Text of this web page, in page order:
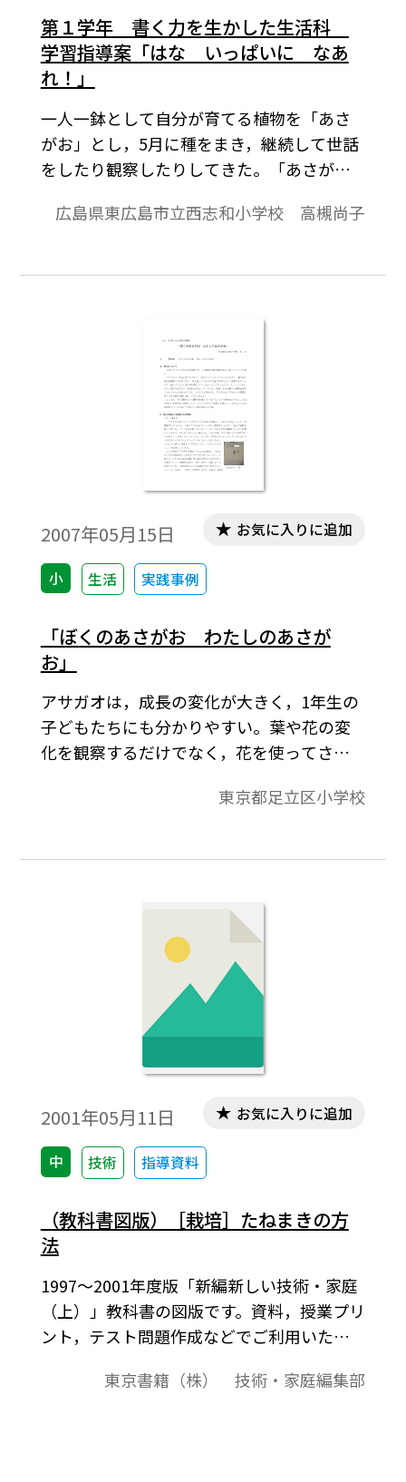
第１学年 書く力を生かした生活科
学習指導案「はな いっぱいに なあ
れ！」
一人一鉢として自分が育てる植物を「あさ
がお」とし，5月に種をまき，継続して世話
をしたり観察したりしてきた。「あさが
く，だれかに伝えたいという気持ちが生ま
で書いたりする活動を通して，より知的な
広島県東広島市立西志和小学校 高槻尚子
2007年05月15日
小 生活 実践事例
お気に入りに追加
「ぼくのあさがお わたしのあさが
お」
アサガオは，成長の変化が大きく，1年生の
子どもたちにも分かりやすい。葉や花の変
化を観察するだけでなく，花を使ってさま
り，枯れてしまった後の茎を使ってリース
また，夏休みをはさんで成長を見守ること
てもらうきっかけになりうる。このような
理由から，アサガオは１年生のこの時期に
取り入れる栽培活動に適していると考え
東京都足立区小学校
2001年05月11日
中 技術 指導資料
お気に入りに追加
（教科書図版）［栽培］たねまきの方
法
1997～2001年度版「新編新しい技術・家庭
（上）」教科書の図版です。資料，授業プリ
ント，テスト問題作成などでご利用いただ
らまき，すじまき，点まき，底面吸水法をイ
東京書籍（株） 技術・家庭編集部